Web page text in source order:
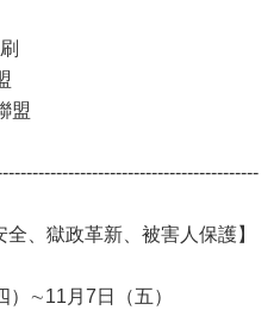
盟
、獄政革新、被害人保護】
）∼11月7日（五）